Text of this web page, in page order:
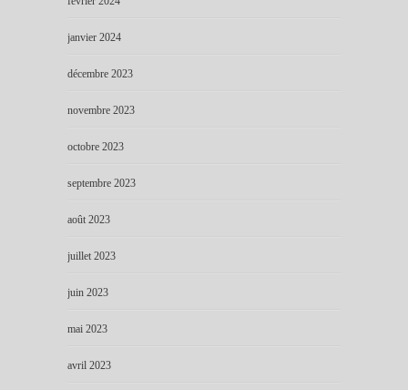
janvier 2024
décembre 2023
novembre 2023
octobre 2023
septembre 2023
août 2023
juillet 2023
juin 2023
mai 2023
avril 2023